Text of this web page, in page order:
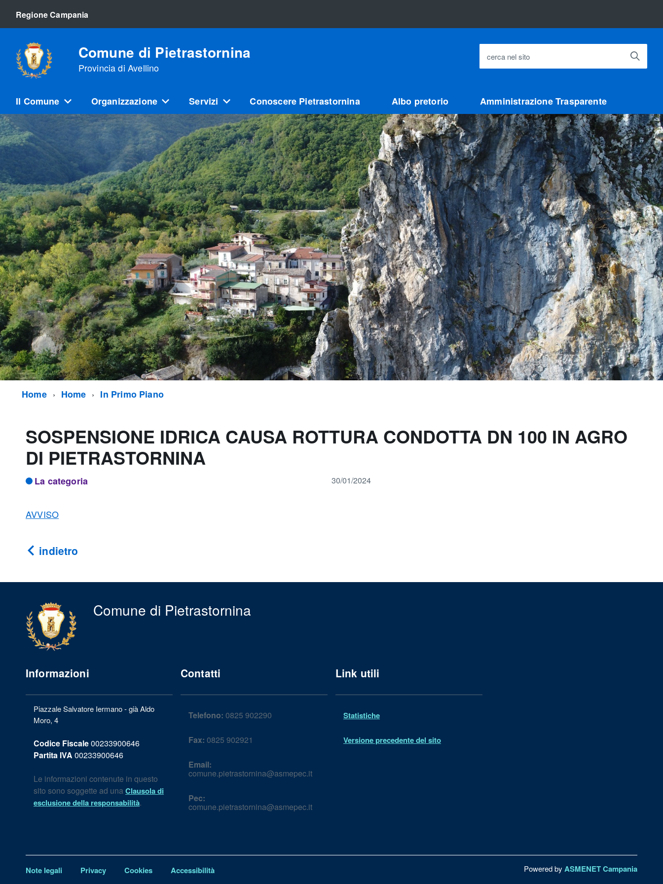
Regione Campania
Comune di Pietrastornina
Provincia di Avellino
cerca nel sito
Il Comune Organizzazione Servizi Conoscere Pietrastornina Albo pretorio Amministrazione Trasparente
Home Home In Primo Piano
SOSPENSIONE IDRICA CAUSA ROTTURA CONDOTTA DN 100 IN AGRO
DI PIETRASTORNINA
La categoria 30/01/2024
AVVISO
indietro
Comune di Pietrastornina
Informazioni
Piazzale Salvatore Iermano - già Aldo
Moro, 4
Codice Fiscale00233900646
Partita IVA 00233900646
Le informazioni contenute in questo
sito sono soggette ad unaClausola di
esclusione della responsabilità.
Contatti
Telefono: 0825 902290
Fax: 0825 902921
Email:
comune.pietrastornina@asmepec.it
Pec:
comune.pietrastornina@asmepec.it
Link utili
Statistiche
Versione precedente del sito
Note legali Privacy Cookies Accessibilità Powered by ASMENET Campania